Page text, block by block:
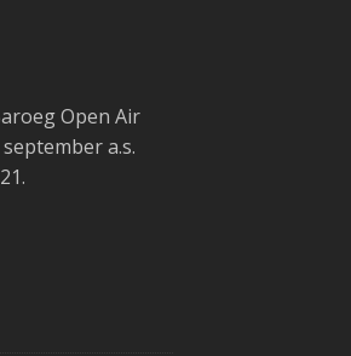
Open Air
a.s.